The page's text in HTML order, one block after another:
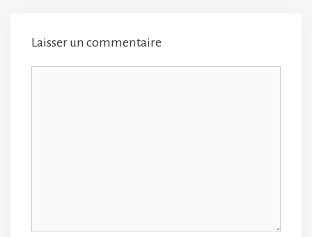
Laisser un commentaire